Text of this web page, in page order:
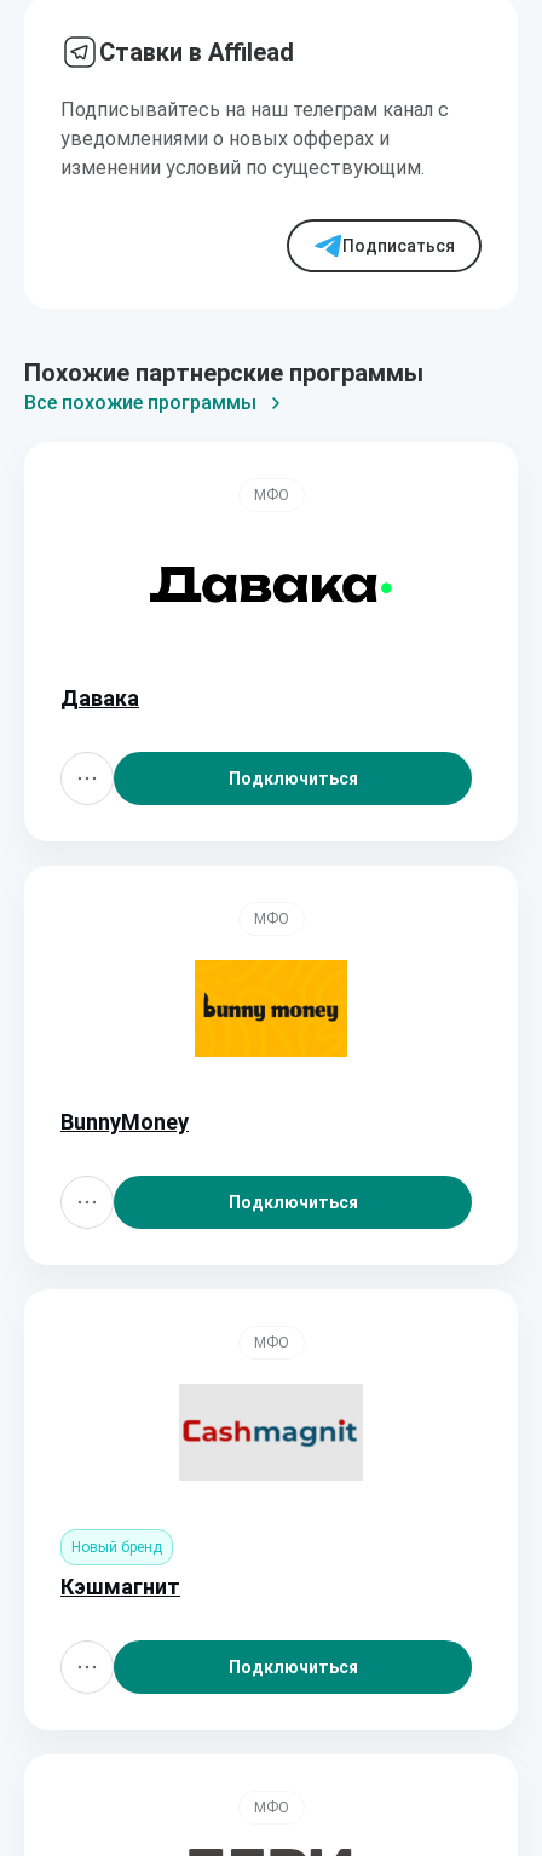
Ставки в Affilead
Подписывайтесь на наш телеграм канал с
уведомлениями о новых офферах и
изменении условий по существующим.
Подписаться
Похожие партнерские программы
Все похожие программы
МФО
Давака
Подключиться
МФО
BunnyMoney
Подключиться
МФО
Новый бренд
Кэшмагнит
Подключиться
МФО